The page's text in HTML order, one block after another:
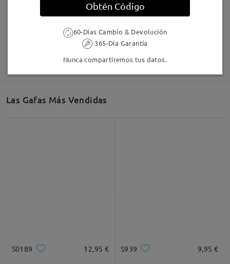
9,95 € TR15934
Las Gafas Más Vendidas
S0189 12,95 € S939 9,95 €
Obtén Código
60-Días Cambio & Devolución
365-Día Garantía
Nunca compartiremos tus datos.